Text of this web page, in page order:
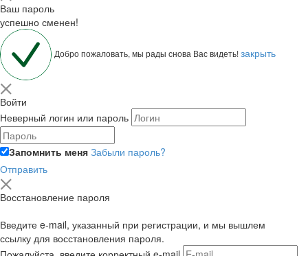
Ваш пароль
успешно сменен!
Добро пожаловать, мы рады снова Вас видеть!закрыть
Войти
Неверный логин или пароль
Запомнить меня Забыли пароль?
Отправить
Восстановление пароля
Введите e-mail, указанный при регистрации, и мы вышлем
ссылку для восстановления пароля.